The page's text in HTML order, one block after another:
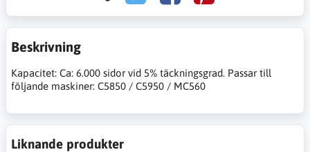
Beskrivning
Kapacitet: Ca: 6.000 sidor vid 5% täckningsgrad. Passar till
följande maskiner: C5850 / C5950 / MC560
Liknande produkter